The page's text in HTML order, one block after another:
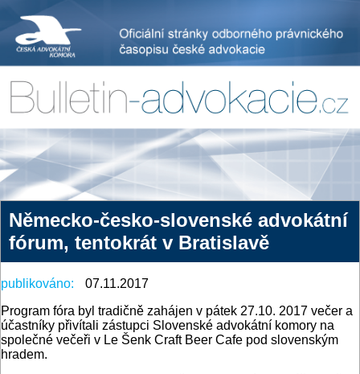
Německo-česko-slovenské advokátní
fórum, tentokrát v Bratislavě
publikováno:
07.11.2017
Program fóra byl tradičně zahájen v pátek 27.10. 2017 večer a
účastníky přivítali zástupci Slovenské advokátní komory na
společné večeři v Le Šenk Craft Beer Cafe pod slovenským
hradem.